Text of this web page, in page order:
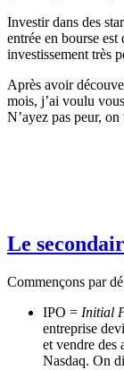
Investir dans des
entrée en bourse
investissement très
Après avoir
mois, j’ai voulu
N’ayez pas peur,
Le
Commençons par
IPO = Initial
entreprise
et vendre des
Nasdaq. On